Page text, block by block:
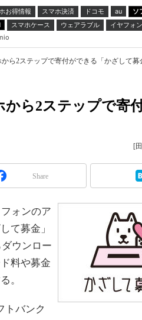
お得情報 スマホ決済 ドコモ au ソ
スマホケース ウェアラブル イヤフォン
ら2ステップで寄付ができる「かざして
ら2ステップで寄
[
Share
ォンのア
て募金」
ウンロー
料や募金
。
トバンク